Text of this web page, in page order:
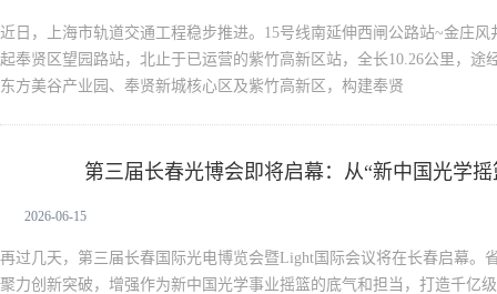
近日，上海市轨道交通工程稳步推进。15号线南延伸西闸公路站~金庄
起奉贤区望园路站，北止于已运营的紫竹高新区站，全长10.26公里，途
东方美谷产业园、奉贤新城核心区及紫竹高新区，构建奉贤
第三届长春光博会即将启幕：从“新中国光学
2026-06-15
再过几天，第三届长春国际光电博览会暨Light国际会议将在长春启幕。
聚力创新突破，增强作为新中国光学事业摇篮的底气和担当，打造千亿